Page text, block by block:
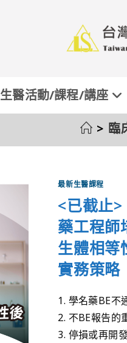
生醫活動/課程/講座
> 臨
最新生醫課程
<已截止
藥工程師
生體相等
實務策略
1. 學名藥BE不
2. 不BE報告的
3. 停損或再開